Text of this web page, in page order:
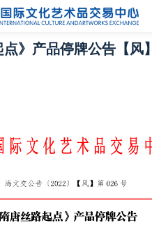
点》产品停牌公告【风